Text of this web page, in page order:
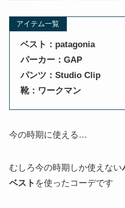
アイテム一覧
ベスト：patagonia
パーカー：GAP
パンツ：Studio Clip
靴：ワークマン
今の時期に使える…
むしろ今の時期しか使えない
ベスト を使ったコーデです